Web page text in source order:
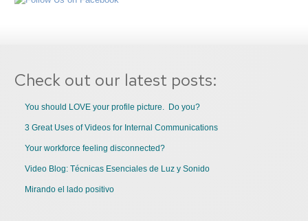
Check out our latest posts:
You should LOVE your profile picture. Do you?
3 Great Uses of Videos for Internal Communications
Your workforce feeling disconnected?
Video Blog: Técnicas Esenciales de Luz y Sonido
Mirando el lado positivo